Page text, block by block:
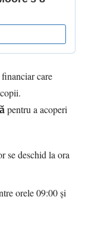
care
pentru a acoperi
se deschid la ora
orele 09:00 și